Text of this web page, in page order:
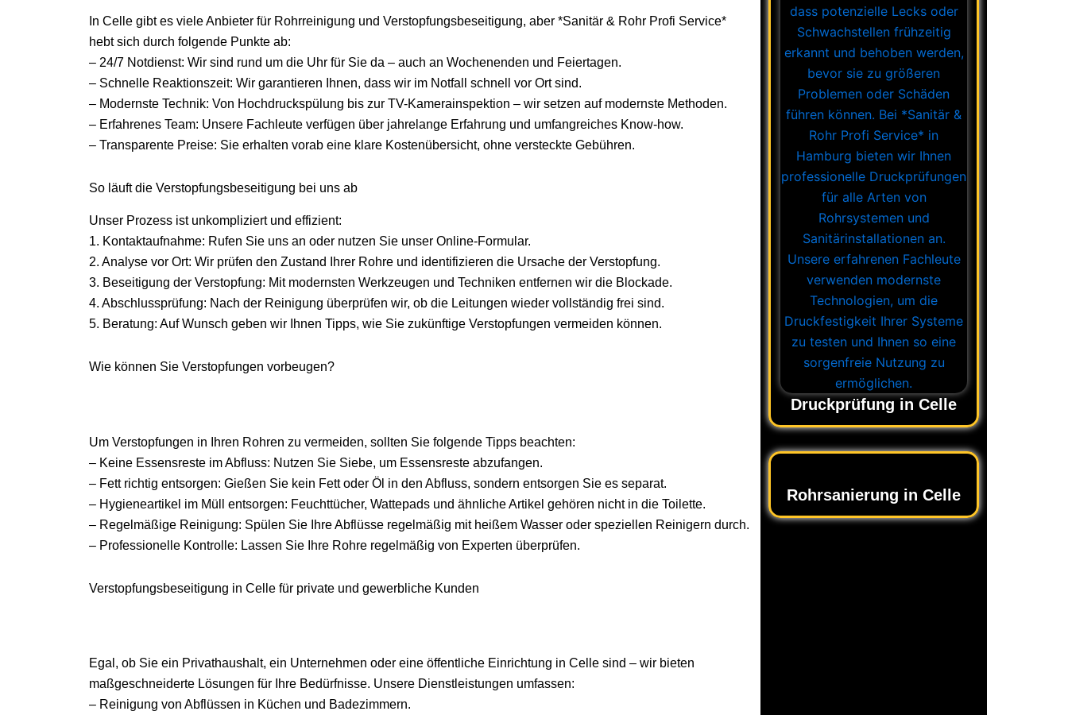
In Celle gibt es viele Anbieter für Rohrreinigung und Verstopfungsbeseitigung, aber *Sanitär & Rohr Profi Service*
hebt sich durch folgende Punkte ab:
– 24/7 Notdienst: Wir sind rund um die Uhr für Sie da – auch an Wochenenden und Feiertagen.
– Schnelle Reaktionszeit: Wir garantieren Ihnen, dass wir im Notfall schnell vor Ort sind.
– Modernste Technik: Von Hochdruckspülung bis zur TV-Kamerainspektion – wir setzen auf modernste Methoden.
– Erfahrenes Team: Unsere Fachleute verfügen über jahrelange Erfahrung und umfangreiches Know-how.
– Transparente Preise: Sie erhalten vorab eine klare Kostenübersicht, ohne versteckte Gebühren.
So läuft die Verstopfungsbeseitigung bei uns ab
Unser Prozess ist unkompliziert und effizient:
1. Kontaktaufnahme: Rufen Sie uns an oder nutzen Sie unser Online-Formular.
2. Analyse vor Ort: Wir prüfen den Zustand Ihrer Rohre und identifizieren die Ursache der Verstopfung.
3. Beseitigung der Verstopfung: Mit modernsten Werkzeugen und Techniken entfernen wir die Blockade.
4. Abschlussprüfung: Nach der Reinigung überprüfen wir, ob die Leitungen wieder vollständig frei sind.
5. Beratung: Auf Wunsch geben wir Ihnen Tipps, wie Sie zukünftige Verstopfungen vermeiden können.
Wie können Sie Verstopfungen vorbeugen?
Um Verstopfungen in Ihren Rohren zu vermeiden, sollten Sie folgende Tipps beachten:
– Keine Essensreste im Abfluss: Nutzen Sie Siebe, um Essensreste abzufangen.
– Fett richtig entsorgen: Gießen Sie kein Fett oder Öl in den Abfluss, sondern entsorgen Sie es separat.
– Hygieneartikel im Müll entsorgen: Feuchttücher, Wattepads und ähnliche Artikel gehören nicht in die Toilette.
– Regelmäßige Reinigung: Spülen Sie Ihre Abflüsse regelmäßig mit heißem Wasser oder speziellen Reinigern durch.
– Professionelle Kontrolle: Lassen Sie Ihre Rohre regelmäßig von Experten überprüfen.
Verstopfungsbeseitigung in Celle für private und gewerbliche Kunden
Egal, ob Sie ein Privathaushalt, ein Unternehmen oder eine öffentliche Einrichtung in Celle sind – wir bieten
maßgeschneiderte Lösungen für Ihre Bedürfnisse. Unsere Dienstleistungen umfassen:
– Reinigung von Abflüssen in Küchen und Badezimmern.
Druckprüfung in Celle
Rohrsanierung in Celle